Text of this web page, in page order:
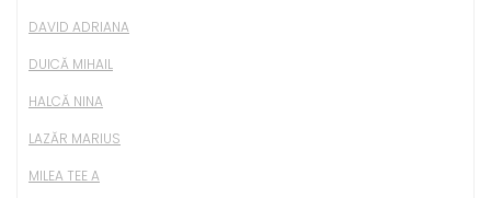
DAVID ADRIANA
DUICĂ MIHAIL
HALCĂ NINA
LAZĂR MARIUS
MILEA TEE A